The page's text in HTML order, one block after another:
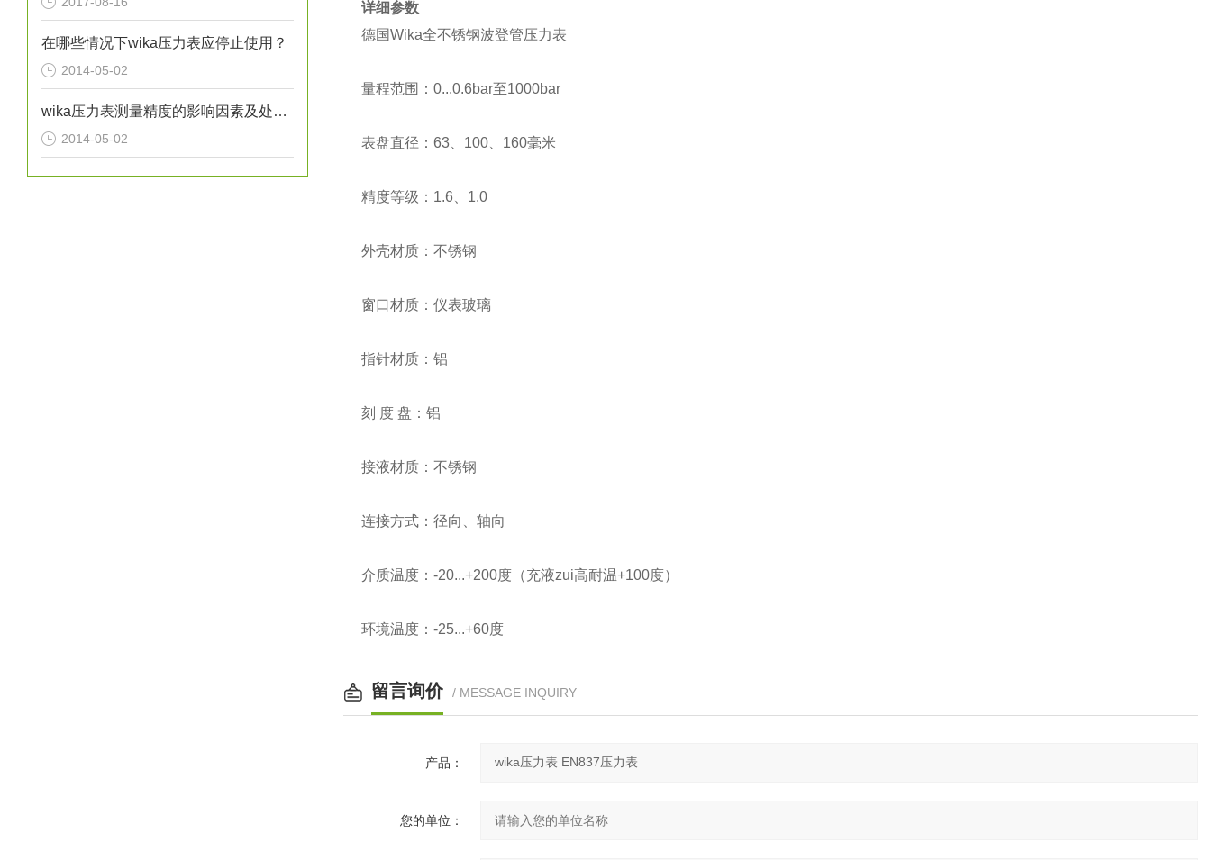
在哪些情况下wika压力表应停止使用？
2014-05-02
wika压力表测量精度的影响因素及处理方法分析
2014-05-02
详细参数
德国Wika全不锈钢波登管压力表
量程范围：0...0.6bar至1000bar
表盘直径：63、100、160毫米
精度等级：1.6、1.0
外壳材质：不锈钢
窗口材质：仪表玻璃
指针材质：铝
刻 度 盘：铝
接液材质：不锈钢
连接方式：径向、轴向
介质温度：-20...+200度（充液zui高耐温+100度）
环境温度：-25...+60度
留言询价 / MESSAGE INQUIRY
产品：
您的单位：